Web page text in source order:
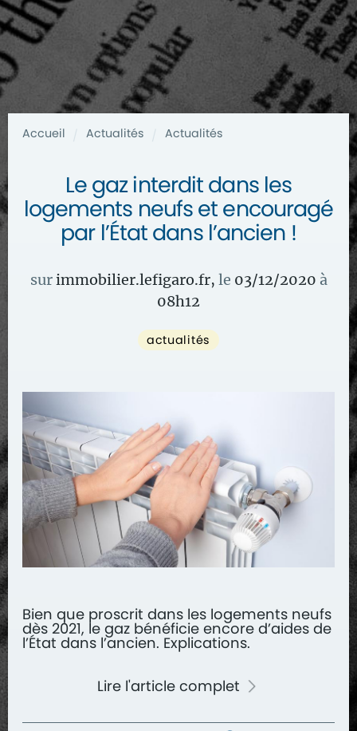
Accueil Actualités Actualités
Le gaz interdit dans les
logements neufs et encouragé
par l’État dans l’ancien !
surimmobilier.lefigaro.fr, le 03/12/2020 à
08h12
actualités
Bien que proscrit dans les logements neufs
dès 2021, le gaz bénéficie encore d’aides de
l’État dans l’ancien. Explications.
Lire l'article complet